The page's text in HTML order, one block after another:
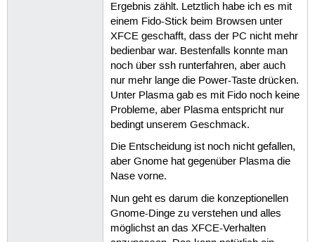
Ergebnis zählt. Letztlich habe ich es mit
einem Fido-Stick beim Browsen unter
XFCE geschafft, dass der PC nicht mehr
bedienbar war. Bestenfalls konnte man
noch über ssh runterfahren, aber auch
nur mehr lange die Power-Taste drücken.
Unter Plasma gab es mit Fido noch keine
Probleme, aber Plasma entspricht nur
bedingt unserem Geschmack.
Die Entscheidung ist noch nicht gefallen,
aber Gnome hat gegenüber Plasma die
Nase vorne.
Nun geht es darum die konzeptionellen
Gnome-Dinge zu verstehen und alles
möglichst an das XFCE-Verhalten